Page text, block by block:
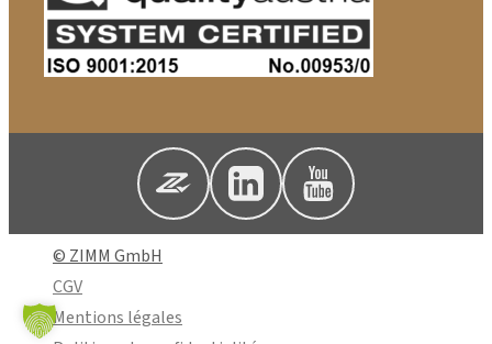
© ZIMM GmbH
CGV
Mentions légales